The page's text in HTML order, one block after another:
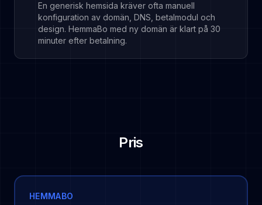
En generisk hemsida kräver ofta manuell
konfiguration av domän, DNS, betalmodul och
design. HemmaBo med ny domän är klart på 30
minuter efter betalning.
Pris
HEMMABO